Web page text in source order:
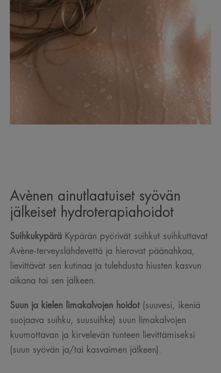
Avènen ainutlaatuiset syövän
jälkeiset hydroterapiahoidot
Suihkukypärä Kypärän pyörivät suihkut suihkuttavat
Avène-terveyslähdevettä ja hierovat päänahkaa,
lievittävät sen kutinaa ja tulehdusta hiusten kasvun
aikana tai sen jälkeen.
Suun ja kielen limakalvojen hoidot(suuvesi, ikeniä
suojaava suihku, suusuihke) suun limakalvojen
kuumottavan ja kirvelevän tunteen lievittämiseksi
(suun syövän ja/tai kasvaimen jälkeen).